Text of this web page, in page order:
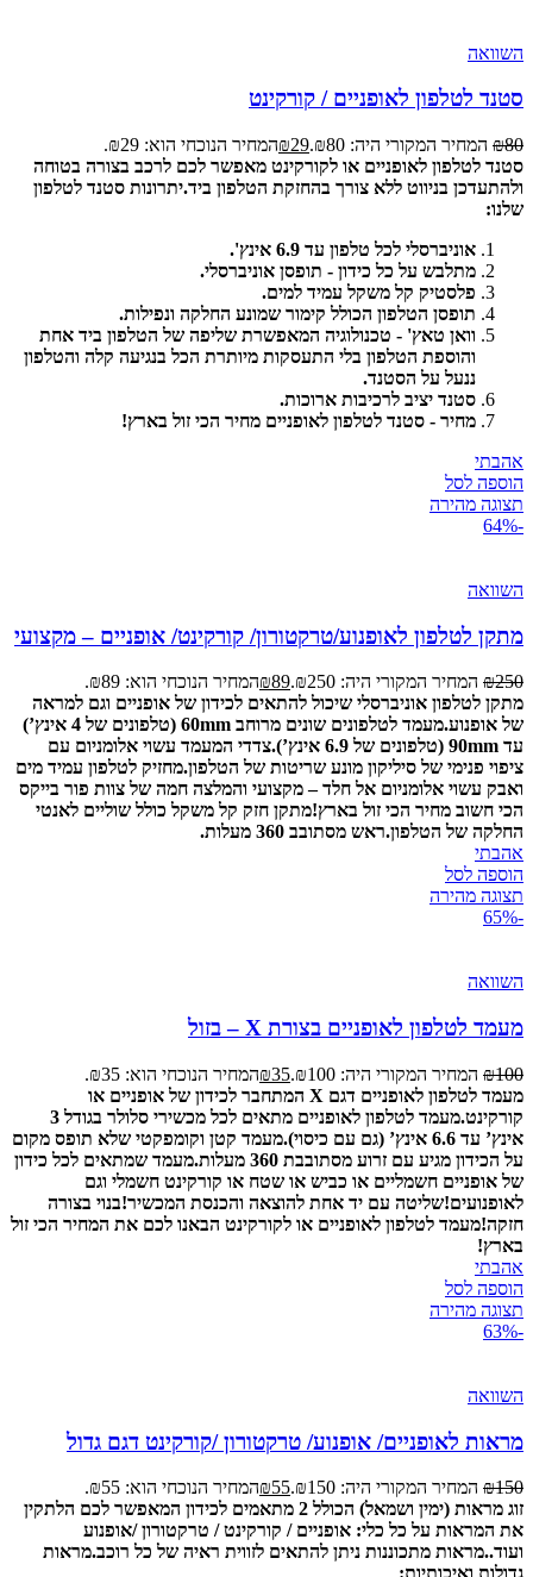
השוואה
סטנד לטלפון לאופניים / קורקינט
₪80 המחיר המקורי היה: ₪80. ₪29
המחיר הנוכחי הוא: ₪29.
סטנד לטלפון לאופניים או לקורקינט מאפשר לכם לרכב בצורה בטוחה
ולהתעדכן בניווט ללא צורך בהחזקת הטלפון ביד.יתרונות סטנד לטלפון
שלנו:
אוניברסלי לכל טלפון עד 6.9 אינץ'.
מתלבש על כל כידון - תופסן אוניברסלי.
פלסטיק קל משקל עמיד למים.
תופסן הטלפון הכולל קימור שמונע החלקה ונפילות.
וואן טאץ' - טכנולוגיה המאפשרת שליפה של הטלפון ביד אחת
והוספת הטלפון בלי התעסקות מיותרת הכל בנגיעה קלה והטלפון
ננעל על הסטנד.
סטנד יציב לרכיבות ארוכות.
מחיר - סטנד לטלפון לאופניים מחיר הכי זול בארץ!
אהבתי
הוספה לסל
תצוגה מהירה
-64%
השוואה
מתקן לטלפון לאופנוע/טרקטורון/ קורקינט/ אופניים – מקצועי
₪250 המחיר המקורי היה: ₪250. ₪89
המחיר הנוכחי הוא: ₪89.
מתקן לטלפון אוניברסלי שיכול להתאים לכידון של אופניים וגם למראה
של אופנוע.
מעמד לטלפונים שונים מרוחב 60mm (טלפונים של 4 אינץ’)
עד 90mm (טלפונים של 6.9 אינץ’).
צדדי המעמד עשוי אלומניום עם
ציפוי פנימי של סיליקון מונע שריטות של הטלפון.מחזיק לטלפון עמיד מים
ואבק עשוי אלומניום אל חלד – מקצועי והמלצה חמה של צוות פור בייקס
הכי חשוב מחיר הכי זול בארץ!מתקן חזק קל משקל כולל שוליים לאנטי
החלקה של הטלפון.ראש מסתובב 360 מעלות.
אהבתי
הוספה לסל
תצוגה מהירה
-65%
השוואה
מעמד לטלפון לאופניים בצורת X – בזול
₪100 המחיר המקורי היה: ₪100. ₪35
המחיר הנוכחי הוא: ₪35.
מעמד לטלפון לאופניים דגם X המתחבר לכידון של אופניים או
קורקינט.
מעמד לטלפון לאופניים מתאים לכל מכשירי סלולר בגודל 3
אינץ’ עד 6.6 אינץ’ (גם עם כיסוי).
מעמד קטן וקומפקטי שלא תופס מקום
על הכידון מגיע עם זרוע מסתובבת 360 מעלות.
מעמד שמתאים לכל כידון
של אופניים חשמליים או כביש או שטח או קורקינט חשמלי וגם
לאופנועים!שליטה עם יד אחת להוצאה והכנסת המכשיר!בנוי בצורה
חזקה!מעמד לטלפון לאופניים או לקורקינט הבאנו לכם את המחיר הכי זול
בארץ!
אהבתי
הוספה לסל
תצוגה מהירה
-63%
השוואה
מראות לאופניים/ אופנוע/ טרקטורון /קורקינט דגם גדול
₪150 המחיר המקורי היה: ₪150. ₪55
המחיר הנוכחי הוא: ₪55.
זוג מראות (ימין ושמאל) הכולל 2 מתאמים לכידון המאפשר לכם הלתקין
את המראות על כל כלי: אופניים / קורקינט / טרקטורון /אופנוע
ועוד..מראות מתכוננות ניתן להתאים לזווית ראיה של כל רוכב.מראות